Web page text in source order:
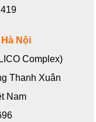
Nội
Complex)
Thanh Xuân
Nam